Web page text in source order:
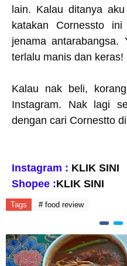
lain. Kalau ditanya
katakan Cornessto
jenama
terlalu manis dan keras!
Kalau nak beli,
Instagram. Nak lagi
dengan cari Cornestto
Instagram : KLIK SINI
Shopee :KLIK SINI
Tags # food review